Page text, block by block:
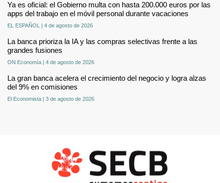
Ya es oficial: el Gobierno multa con hasta 200.000 euros por las
apps del trabajo en el móvil personal durante vacaciones
EL ESPAÑOL | 4 de agosto de 2026
La banca prioriza la IA y las compras selectivas frente a las
grandes fusiones
ON Economía | 4 de agosto de 2026
La gran banca acelera el crecimiento del negocio y logra alzas
del 9% en comisiones
El Economista | 3 de agosto de 2026